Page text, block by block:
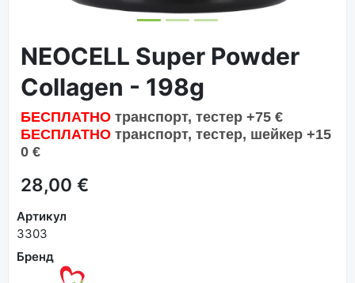
NEOCELL Super Powder
Collagen - 198g
БЕСПЛАТНО транспорт, тестер +75 €
БЕСПЛАТНО транспорт, тестер, шейкер +15
0 €
28,00 €
Артикул
3303
Бренд